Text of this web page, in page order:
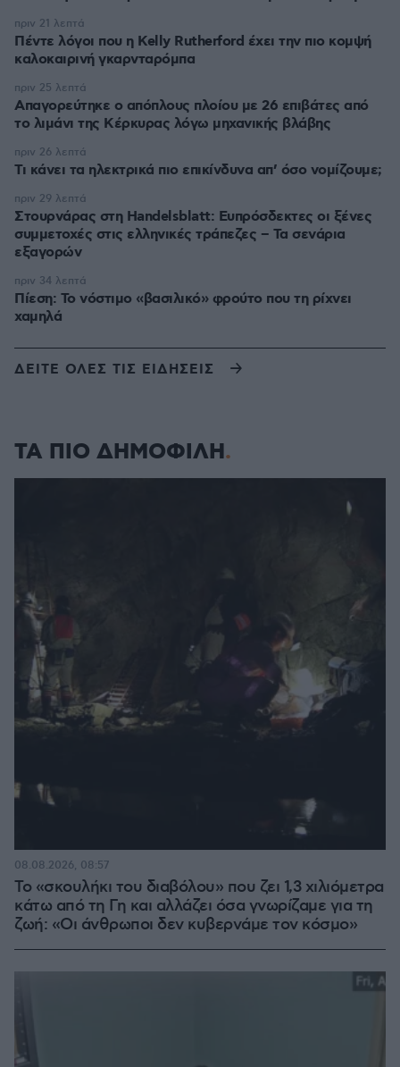
Πέντε λόγοι που η Kelly Rutherford έχει την πιο κομψή
καλοκαιρινή γκαρνταρόμπα
πριν 21 λεπτά
Απαγορεύτηκε ο απόπλους πλοίου με 26 επιβάτες από
το λιμάνι της Κέρκυρας λόγω μηχανικής βλάβης
πριν 25 λεπτά
Τι κάνει τα ηλεκτρικά πιο επικίνδυνα απ’ όσο νομίζουμε;
πριν 26 λεπτά
Στουρνάρας στη Handelsblatt: Ευπρόσδεκτες οι ξένες
συμμετοχές στις ελληνικές τράπεζες – Τα σενάρια
εξαγορών
πριν 29 λεπτά
Πίεση: Το νόστιμο «βασιλικό» φρούτο που τη ρίχνει
χαμηλά
πριν 34 λεπτά
ΔΕΙΤΕ ΟΛΕΣ ΤΙΣ ΕΙΔΗΣΕΙΣ
ΤΑ ΠΙΟ ΔΗΜΟΦΙΛΗ
Το «σκουλήκι του διαβόλου» που ζει 1,3 χιλιόμετρα
κάτω από τη Γη και αλλάζει όσα γνωρίζαμε για τη
ζωή: «Οι άνθρωποι δεν κυβερνάμε τον κόσμο»
08.08.2026, 08:57